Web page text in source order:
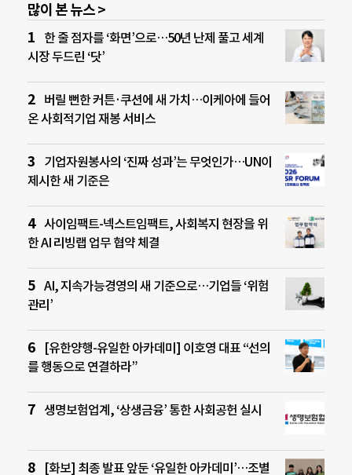
많이 본 뉴스 >
한 줄 점자를 ‘화면’으로…50년 난제 풀고 세계
시장 두드린 ‘닷’
버릴 뻔한 커튼·쿠션에 새 가치…이케아에 들어
온 사회적기업 재봉 서비스
기업자원봉사의 ‘진짜 성과’는 무엇인가…UN이
제시한 새 기준은
사이임팩트-넥스트임팩트, 사회복지 현장을 위
한 AI 리빙랩 업무 협약 체결
AI, 지속가능경영의 새 기준으로…기업들 ‘위험
관리’
[유한양행-유일한 아카데미] 이호영 대표 “선의
를 행동으로 연결하라”
생명보험업계, ‘상생금융’ 통한 사회공헌 실시
[화보] 최종 발표 앞둔 ‘유일한 아카데미’…조별